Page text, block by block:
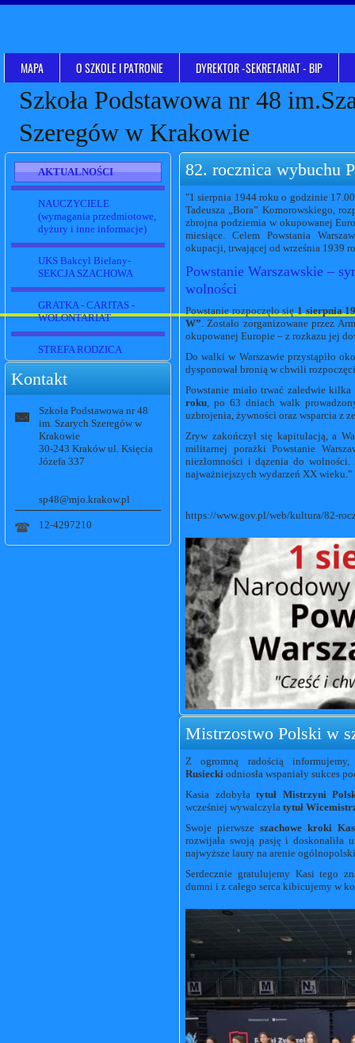
Szkoła Podstawowa nr 48
Szeregów w Krakowie
MAPA O SZKOLE I PATRONIE DYREKTOR -SEKRETARIAT - BIP
AKTUALNOŚCI
NAUCZYCIELE
(wymagania przedmiotowe,
dyżury i inne informacje)
UKS Bakcyl Bielany-
SEKCJA SZACHOWA
GRATKA - CARITAS -
WOLONTARIAT
STREFA RODZICA
Kontakt
Szkoła Podstawowa nr 48
im. Szarych Szeregów w
Krakowie
30-243 Kraków ul. Księcia
Józefa 337
sp48@mjo.krakow.pl
12-4297210
82. rocznica wybuchu
"1 sierpnia 1944 roku o godzinie
Tadeusza „Bora” Komorowskiego,
zbrojna podziemia w okupowanej
miesiące. Celem Powstania
okupacji, trwającej od września 1939
Powstanie Warszawskie –
wolności
Powstanie rozpoczęło się 1 sierpnia
W”. Zostało zorganizowane przez
okupowanej Europie – z rozkazu jej
Do walki w Warszawie przystąpiło
dysponował bronią w chwili
Powstanie miało trwać zaledwie
roku, po 63 dniach walk
uzbrojenia, żywności oraz wsparcia z
Zryw zakończył się kapitulacją, a
militarnej porażki Powstanie
niezłomności i dązenia do
najważniejszych wydarzeń XX wieku."
https://www.gov.pl/web/kultura/82-
Mistrzostwo Polski w
Z ogromną radością
Rusiecki odniosła wspaniały sukces
Kasia zdobyłatytuł Mistrzyni
wcześniej wywalczyła tytuł
Swoje pierwszeszachowe kroki
rozwijała swoją pasję i doskonaliła
najwyższe laury na arenie
Serdecznie gratulujemy Kasi tego
dumni i z całego serca kibicujemy w